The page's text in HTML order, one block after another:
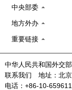
中央部委
地方外办
重要链接
中华人民共和国外交
联系我们 地址：北
电话：+86-10-